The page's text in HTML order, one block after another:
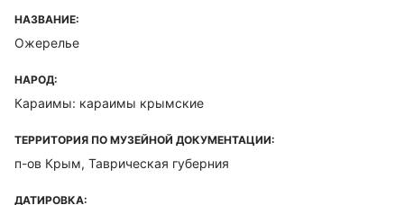
НАЗВАНИЕ:
Ожерелье
НАРОД:
Караимы: караимы крымские
ТЕРРИТОРИЯ ПО МУЗЕЙНОЙ ДОКУМЕНТАЦИИ:
п-ов Крым, Таврическая губерния
ДАТИРОВКА: